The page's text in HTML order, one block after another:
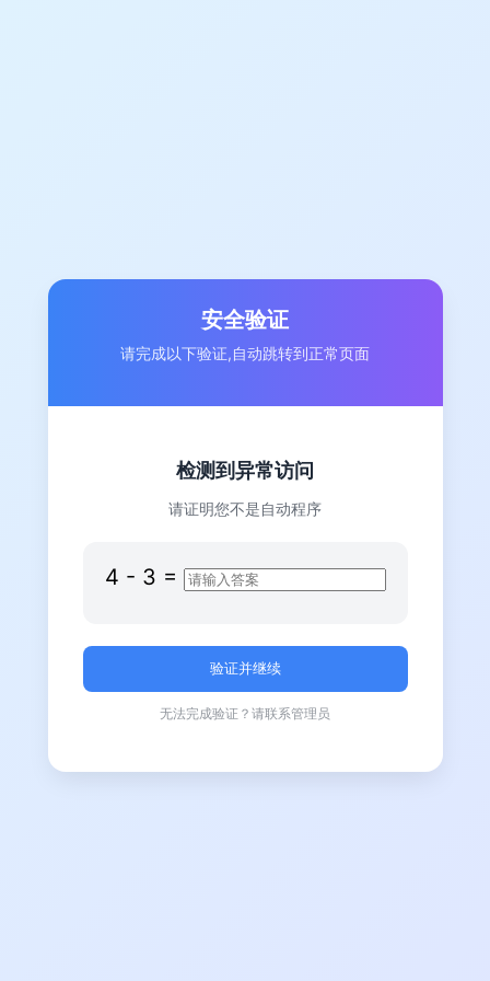
安全验证
请完成以下验证,自动跳转到正常页面
检测到异常访问
请证明您不是自动程序
4 - 3 =
无法完成验证？请联系管理员